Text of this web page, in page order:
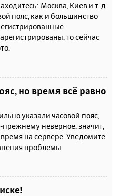
Москва, Киев и т. д.
пояс, как и большинство
то сейчас
но время всё равно
указали часовой пояс,
неверное, значит,
на сервере. Уведомите
проблемы.